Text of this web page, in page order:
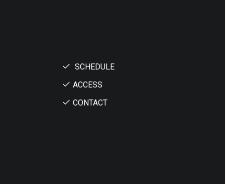
SCHEDULE
ACCESS
CONTACT